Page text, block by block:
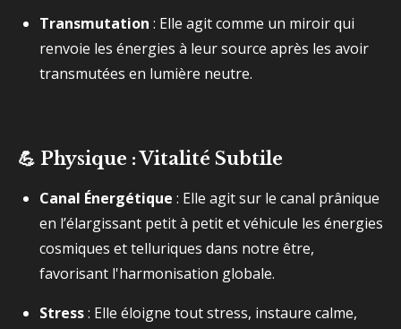
Transmutation : Elle agit comme un miroir qui
renvoie les énergies à leur source après les avoir
transmutées en lumière neutre.
💪 Physique : Vitalité Subtile
Canal Énergétique : Elle agit sur le canal prânique
en l’élargissant petit à petit et véhicule les énergies
cosmiques et telluriques dans notre être,
favorisant l'harmonisation globale.
Stress: Elle éloigne tout stress, instaure calme,